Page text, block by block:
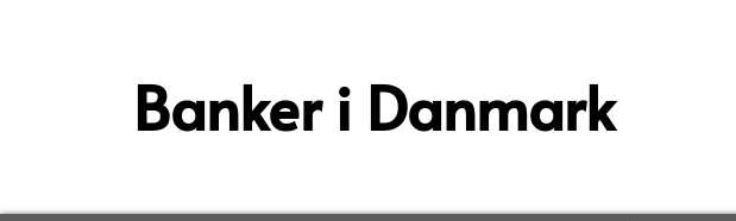
Banker i Danmark